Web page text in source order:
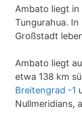
Ambato liegt in
Tungurahua.
Großstadt
Ambato liegt
etwa 138 km
Breitengrad -1
Nullmeridians,